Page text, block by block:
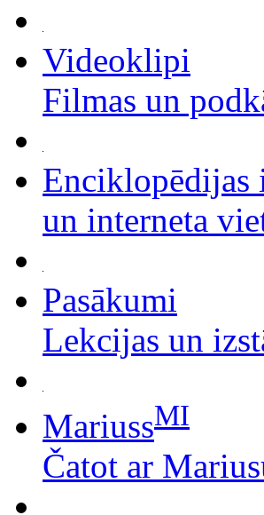
Videoklipi
Filmas un
Enciklopēdijas
un interneta
Pasākumi
Lekcijas un
MariussMI
Čatot ar